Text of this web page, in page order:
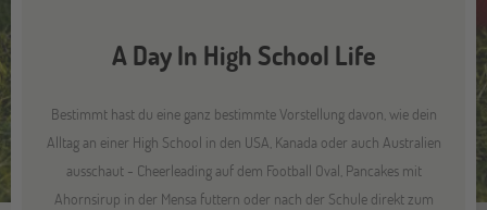
A Day In High School Life
Bestimmt hast du eine ganz bestimmte Vorstellung davon, wie dein
Alltag an einer High School in den USA, Kanada oder auch Australien
ausschaut - Cheerleading auf dem Football Oval, Pancakes mit
Ahornsirup in der Mensa futtern oder nach der Schule direkt zum